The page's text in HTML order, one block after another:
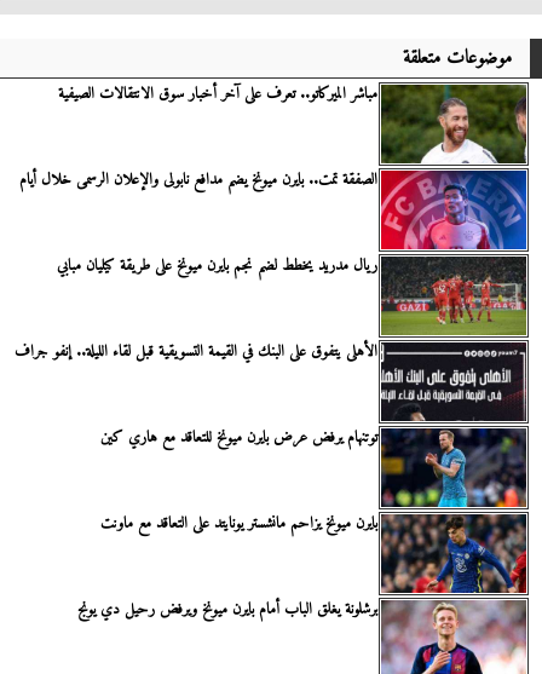
موضوعات متعلقة
مباشر الميركاتو.. تعرف على آخر أخبار سوق الانتقالات الصيفية
الصفقة تمت.. بايرن ميونخ يضم مدافع نابولى والإعلان الرسمى خلال أيام
ريال مدريد يخطط لضم نجم بايرن ميونخ على طريقة كيليان مبابي
الأهلى يتفوق على البنك في القيمة التسويقية قبل لقاء الليلة.. إنفو جراف
توتنهام يرفض عرض بايرن ميونخ للتعاقد مع هاري كين
بايرن ميونخ يزاحم مانشستر يونايتد على التعاقد مع ماونت
برشلونة يغلق الباب أمام بايرن ميونخ ويرفض رحيل دي يونج